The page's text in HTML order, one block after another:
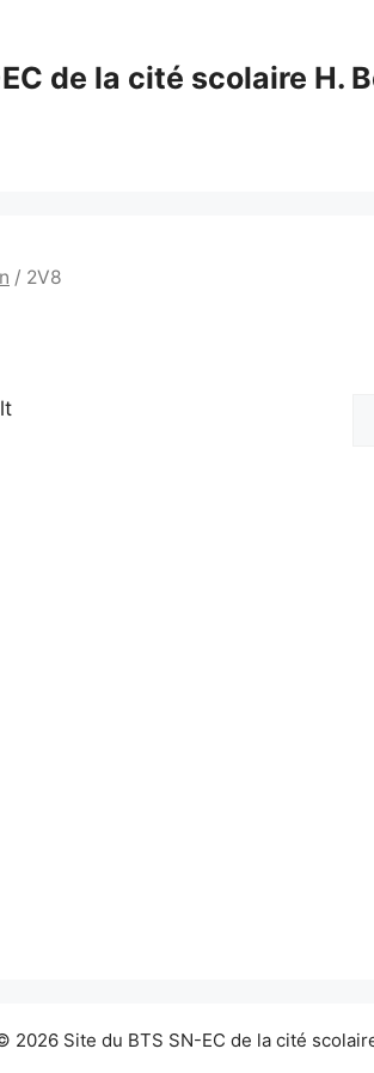
de la cité scolaire H.
/ 2V8
2026 Site du BTS SN-EC de la cité